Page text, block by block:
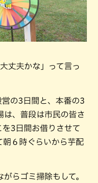
丈夫かな」って言っ
営の3日間と、本番の3
は、普段は市民の皆さ
を3日間お借りさせて
朝６時ぐらいから芋配
らゴミ掃除もして。